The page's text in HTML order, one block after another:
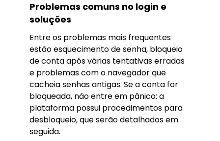
Problemas comuns no login e
soluções
Entre os problemas mais frequentes
estão esquecimento de senha, bloqueio
de conta após várias tentativas erradas
e problemas com o navegador que
cacheia senhas antigas. Se a conta for
bloqueada, não entre em pânico: a
plataforma possui procedimentos para
desbloqueio, que serão detalhados em
seguida.